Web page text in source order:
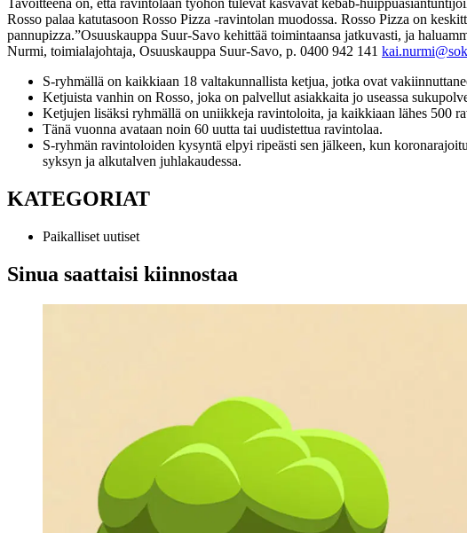
Rosso palaa katutasoon Rosso Pizza -ravintolan muodossa. Rosso Pizza on
pannupizza.”Osuuskauppa Suur-Savo kehittää toimintaansa jatkuvasti, ja
Nurmi, toimialajohtaja, Osuuskauppa Suur-Savo, p. 0400 942 141
S-ryhmällä on kaikkiaan 18 valtakunnallista ketjua, jotka ovat
Ketjuista vanhin on Rosso, joka on palvellut asiakkaita jo useassa
Ketjujen lisäksi ryhmällä on uniikkeja ravintoloita, ja kaikkiaan lähes 500
Tänä vuonna avataan noin 60 uutta tai uudistettua ravintolaa.
S-ryhmän ravintoloiden kysyntä elpyi ripeästi sen jälkeen, kun
syksyn ja alkutalven juhlakaudessa.
KATEGORIAT
Paikalliset uutiset
Sinua saattaisi kiinnostaa